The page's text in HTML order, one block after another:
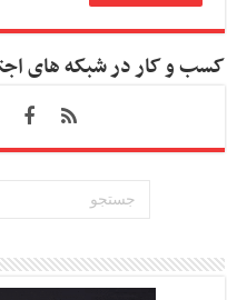
کسب و کار در شبکه های